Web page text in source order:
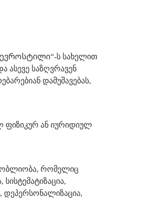
ევროსტილი“-ს სახელით
ასევე საზღვრავენ
დამუშავებას,
ფიზიკურ ან იურიდიულ
რომელიც
დეპერსონალიზაცია,